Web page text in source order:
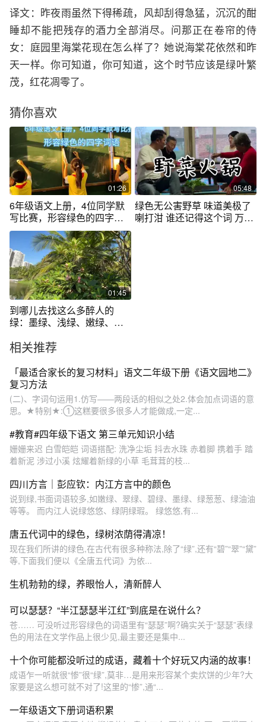
译文：昨夜雨虽然下得稀疏，风却刮得急猛，沉沉的酣
睡却不能把残存的酒力全部消尽。问那正在卷帘的侍
女：庭园里海棠花现在怎么样了？她说海棠花依然和昨
天一样。你可知道，你可知道，这个时节应该是绿叶繁
茂，红花凋零了。
猜你喜欢
01:26
6年级语文上册，4位同学默
写比赛，形容绿色的四字词
语
05:48
绿色无公害野草 味道美极了
喇打泔 谁还记得这个词 万能
01:45
到哪儿去找这么多醉人的
绿：墨绿、浅绿、嫩绿、翠
相关推荐
「最适合家长的复习材料」语文二年级下册《语文园地二》
复习方法
(二)、字词句运用1.仿写——两段话的相似之处2.体会加点词语的意
思。★特别★:①这糕要很多很多人才能做成,一定...
#教育#四年级下语文 第三单元知识小结
姗姗来迟 白雪皑皑 词语搭配: 洗净尘垢 抖去水珠 赤着脚 携着手 踏
着新泥 涉过小溪 炫耀着新绿的小草 毛茸茸的枝...
四川方言｜彭应钦：内江方言中的颜色
说到绿,书面词语较多,如嫩绿、翠绿、碧绿、墨绿、绿葱葱、绿油油
等等。 而内江人说绿悠悠、绿阴绿瑕。 绿悠悠,有...
唐五代词中的绿色，绿树浓荫得清凉！
现在我们所讲的绿色,在古代有很多种称法,除了“绿”,还有“碧”“翠”“黛”
等,下面我们便以《全唐五代词》为依...
生机勃勃的绿，养眼怡人，清新醉人
可以瑟瑟？“半江瑟瑟半江红”到底是在说什么？
苍…… 可没听过形容绿色的词语里有“瑟瑟”啊?确实关于“瑟瑟”表绿
色的用法在文学作品上很少见,最主要还是集中...
十个你可能都没听过的成语，藏着十个好玩又内涵的故事！
成语乍一听就很“惨”很“绿”,莫非…是用来形容某个卖炊饼的少年?大
家要是这么想可就不对了!这里的“惨”,通“...
一年级语文下册词语积累